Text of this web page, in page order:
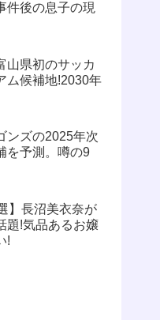
件後の息子の現
山県初のサッカ
ム候補地!2030年
ンズの2025年次
を予測。噂の9
】長沼美衣奈が
題!気品あるお嬢
!